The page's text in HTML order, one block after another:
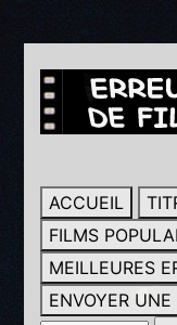
ACCUEIL
FILMS
MEILLEURES
ENVOYER UNE